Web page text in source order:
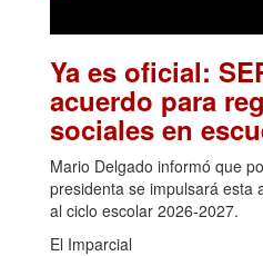
Ya es oficial:
acuerdo para
sociales en
Mario Delgado informó que
presidenta se impulsará esta
al ciclo escolar 2026-2027.
El Imparcial